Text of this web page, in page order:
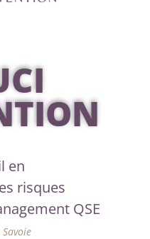
en
risques
QSE